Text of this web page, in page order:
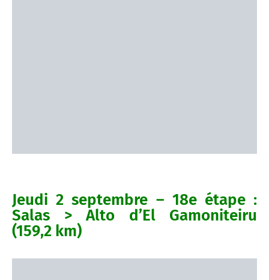
Jeudi 2 septembre – 18e étape :
Salas > Alto d’El Gamoniteiru
(159,2 km)